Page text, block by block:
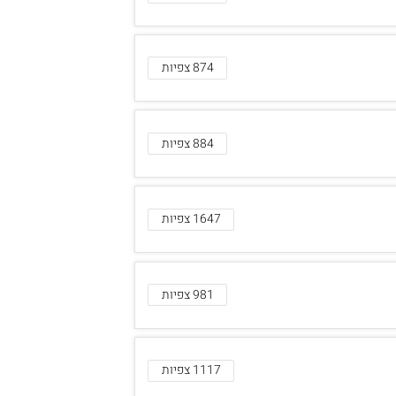
874 צפיות
884 צפיות
1647 צפיות
981 צפיות
1117 צפיות